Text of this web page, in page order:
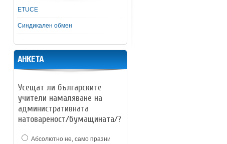
ETUCE
Синдикален обмен
АНКЕТА
Усещат ли българските
учители намаляване на
административната
натовареност/бумащината/?
Абсолютно не, само празни